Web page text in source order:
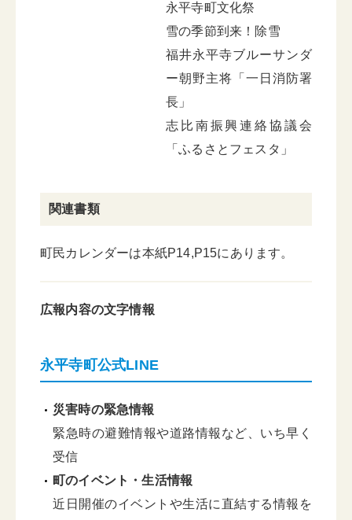
永平寺町文化祭
雪の季節到来！除雪
福井永平寺ブルーサンダ
ー朝野主将「一日消防署
長」
志比南振興連絡協議会
「ふるさとフェスタ」
関連書類
町民カレンダーは本紙P14,P15にあります。
広報内容の文字情報
永平寺町公式LINE
災害時の緊急情報
緊急時の避難情報や道路情報など、いち早く
受信
町のイベント・生活情報
近日開催のイベントや生活に直結する情報を